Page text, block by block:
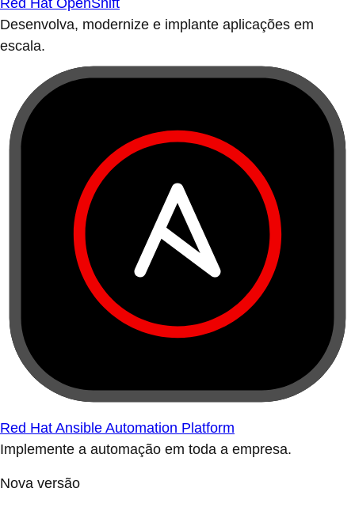
Red Hat OpenShift
Desenvolva, modernize e implante aplicações em
escala.
Red Hat Ansible Automation Platform
Implemente a automação em toda a empresa.
Nova versão